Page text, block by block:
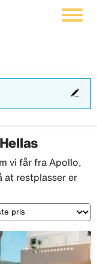
vi får fra Apollo,
at restplasser er